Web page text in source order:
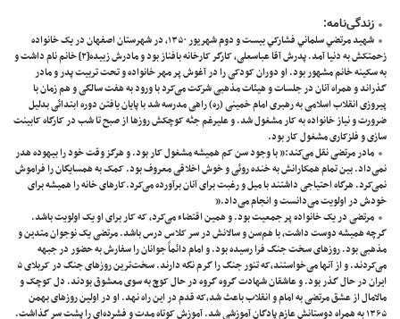
زندگی‌نامه:
شهید مرتضي سلماني فشارکي بيست و دوم شهريور ۱۳۵۰، در شهرستان اصفهان در یک خانواده
زحمتکش به دنیا آمد. پدرش آقا عباسعلی، کارگر کارخانه بافناز بود و مادرش زبيده[۲] خانم نام داشت و
به سکینه خانم مشهور بود. او دوران کودکی را در آغوش پر مهر خانواده و تحت تربیت پدر و مادر
گذراند و همراه آنان در جلسات و هیئات مذهبی شرکت می‌کرد با ورود به هفت سالگی و هم زمان با
پیروزی انقلاب اسلامی به رهبری امام خمینی (ره) راهی مدرسه شد با پایان یافتن دوره ابتدائی بدلیل
ضرورت و نیاز خانواده به کار مشغول شد. و علیرغم جثه کوچکش روزها از صبح تا شب در کارگاه کابینت
سازی و فلزکاری مشغول کار بود.
مادر مرتضی نقل می‌کند:” با وجود سن کم همیشه مشغول کار بود. و هرگز وقت خود را بیهوده هدر
نمی‌داد. بین تمام همکارانش به خنده روئی و خوش اخلاقی معروف بود. کمک به همسایگان را فراموش
نمی‌کرد. هرگاه احتیاجی داشتند با میل و رغبت برای آنان برآورده می‌کرد.کارهای خانه را همیشه برای
خودش در اولویت می‌دانست و انجام می‌داد.”
مرتضی در یک خانواده پر جمعیت بود. و همین اقتضاء می‌کرد، که کار برای او یک اولویت باشد.
گرچه همیشه دوست داشت، با هم‌سن و سالانش در سر کلاس درس باشد. مرتضی یک نوجوان متدین و
مذهبی بود. روزهای سخت جنگ فرا رسیده بود. و امام دائماً جوانان را سفارش به حضور در جبهه
می‌کردند. و از آنها می‌خواستند،که تنور جنگ را گرم نگه دارند. سخت‌ترین روز‌های جنگ در کربلای ۵
ایران در حال گذر بود. و عاشقان شهادت گروه گروه در حال کوچ به سوی معشوق بودند. دل کوچک و
مالامال از عشق مرتضی به امام و انقلاب باعث شد،که قدم در این راه نهد. او در اولین روزهای بهمن
۱۳۶۵ به همراه دوستانش عازم پادگان آموزشی شد. آموزش کوتاه مدت و فشرده‌ای را پشت سر گذاشت.